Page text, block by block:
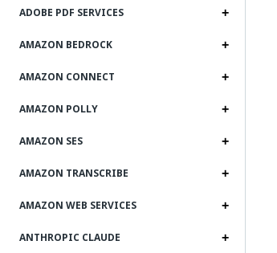
ADOBE PDF SERVICES
AMAZON BEDROCK
AMAZON CONNECT
AMAZON POLLY
AMAZON SES
AMAZON TRANSCRIBE
AMAZON WEB SERVICES
ANTHROPIC CLAUDE